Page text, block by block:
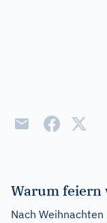
Warum feiern
Nach